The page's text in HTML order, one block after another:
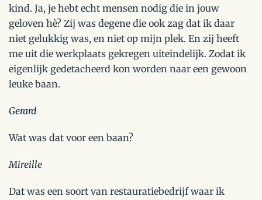
kind. Ja, je hebt echt mensen nodig die in jouw
geloven hè? Zij was degene die ook zag dat ik daar
niet gelukkig was, en niet op mijn plek. En zij heeft
me uit die werkplaats gekregen uiteindelijk. Zodat ik
eigenlijk gedetacheerd kon worden naar een gewoon
leuke baan.
Gerard
Wat was dat voor een baan?
Mireille
Dat was een soort van restauratiebedrijf waar ik